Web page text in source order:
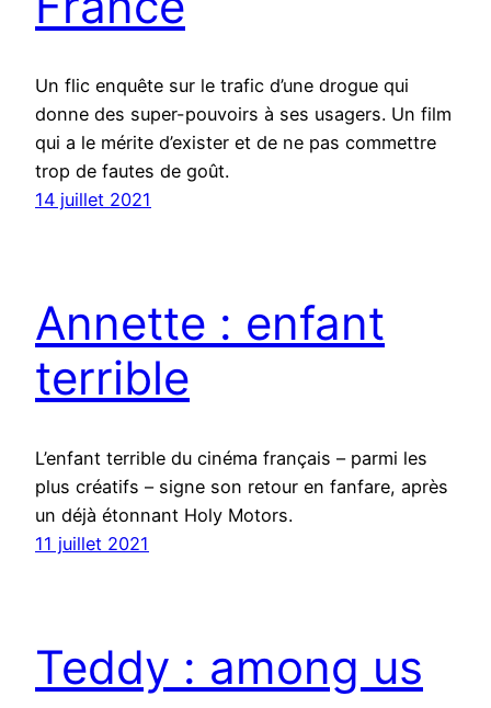
Un flic enquête sur le trafic d’une drogue qui
donne des super-pouvoirs à ses usagers. Un film
qui a le mérite d’exister et de ne pas commettre
trop de fautes de goût.
14 juillet 2021
Annette : enfant
terrible
L’enfant terrible du cinéma français – parmi les
plus créatifs – signe son retour en fanfare, après
un déjà étonnant Holy Motors.
11 juillet 2021
Teddy : among us